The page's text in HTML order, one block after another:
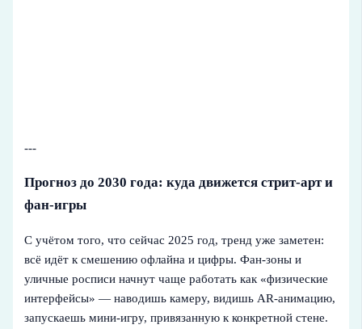
---
Прогноз до 2030 года: куда движется стрит-арт и
фан-игры
С учётом того, что сейчас 2025 год, тренд уже заметен:
всё идёт к смешению офлайна и цифры. Фан-зоны и
уличные росписи начнут чаще работать как «физические
интерфейсы» — наводишь камеру, видишь AR-анимацию,
запускаешь мини-игру, привязанную к конкретной стене.